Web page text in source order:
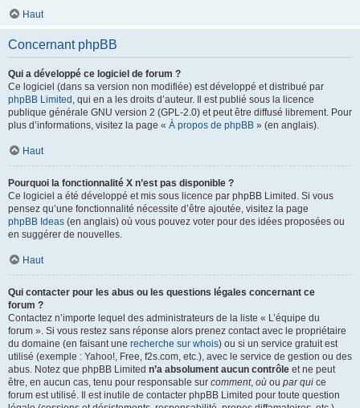
Haut
Concernant phpBB
Qui a développé ce logiciel de forum ?
Ce logiciel (dans sa version non modifiée) est développé et distribué par
phpBB Limited , qui en a les droits d’auteur. Il est publié sous la licence
publique générale GNU version 2 (GPL-2.0) et peut être diffusé librement. Pour
plus d’informations, visitez la page « À propos de phpBB » (en anglais).
Haut
Pourquoi la fonctionnalité X n’est pas disponible ?
Ce logiciel a été développé et mis sous licence par phpBB Limited. Si vous
pensez qu’une fonctionnalité nécessite d’être ajoutée, visitez la page
phpBB Ideas (en anglais) où vous pouvez voter pour des idées proposées ou
en suggérer de nouvelles.
Haut
Qui contacter pour les abus ou les questions légales concernant ce
forum ?
Contactez n’importe lequel des administrateurs de la liste « L’équipe du
forum ». Si vous restez sans réponse alors prenez contact avec le propriétaire
du domaine (en faisant une recherche sur whois) ou si un service gratuit est
utilisé (exemple : Yahoo!, Free, f2s.com, etc.), avec le service de gestion ou des
abus. Notez que phpBB Limited n’a absolument aucun contrôle et ne peut
être, en aucun cas, tenu pour responsable sur comment, où ou par qui ce
forum est utilisé. Il est inutile de contacter phpBB Limited pour toute question